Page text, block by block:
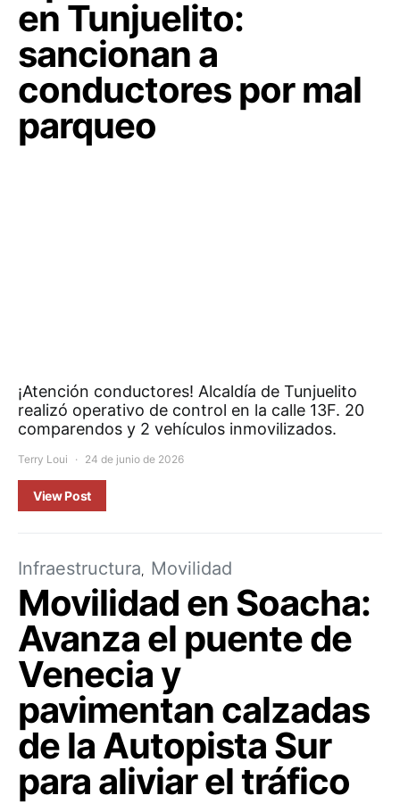
en Tunjuelito:
sancionan a
conductores por mal
parqueo
¡Atención conductores! Alcaldía de Tunjuelito
realizó operativo de control en la calle 13F. 20
comparendos y 2 vehículos inmovilizados.
Terry Loui 24 de junio de 2026
View Post
Infraestructura Movilidad
Movilidad en Soacha:
Avanza el puente de
Venecia y
pavimentan calzadas
de la Autopista Sur
para aliviar el tráfico